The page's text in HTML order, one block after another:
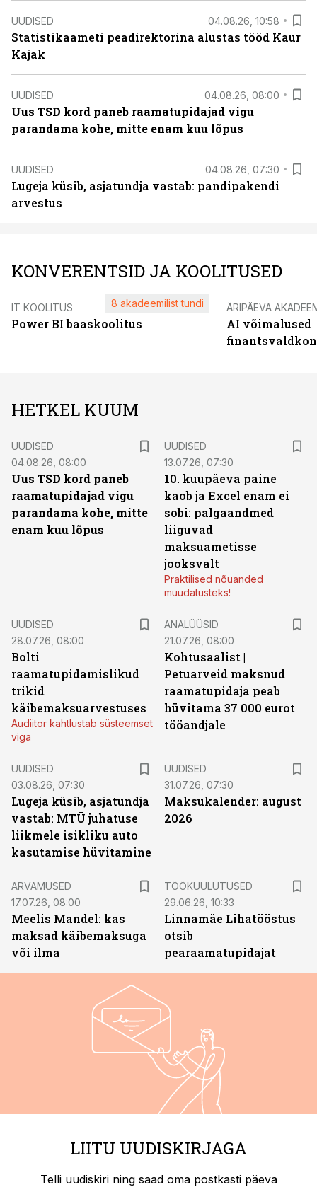
UUDISED 04.08.26, 10:58
Statistikaameti peadirektorina alustas tööd Kaur
Kajak
UUDISED 04.08.26, 08:00
Uus TSD kord paneb raamatupidajad vigu
parandama kohe, mitte enam kuu lõpus
UUDISED 04.08.26, 07:30
Lugeja küsib, asjatundja vastab: pandipakendi
arvestus
KONVERENTSID JA KOOLITUSED
IT KOOLITUS
Power BI baaskoolitus
8 akadeemilist tundi ÄRIPÄEVA
AI võimalused
HETKEL KUUM
UUDISED
04.08.26, 08:00
Uus TSD kord paneb
raamatupidajad vigu
parandama kohe, mitte
enam kuu lõpus
UUDISED
13.07.26, 07:30
10. kuupäeva paine
kaob ja Excel enam ei
sobi: palgaandmed
liiguvad
maksuametisse
jooksvalt
Praktilised nõuanded
muudatusteks!
UUDISED
28.07.26, 08:00
Bolti
raamatupidamislikud
trikid
käibemaksuarvestuses
Audiitor kahtlustab süsteemset
viga
ANALÜÜSID
21.07.26, 08:00
Kohtusaalist |
Petuarveid maksnud
raamatupidaja peab
hüvitama 37 000 eurot
tööandjale
UUDISED
03.08.26, 07:30
Lugeja küsib, asjatundja
vastab: MTÜ juhatuse
liikmele isikliku auto
kasutamise hüvitamine
UUDISED
31.07.26, 07:30
Maksukalender: august
2026
ARVAMUSED
17.07.26, 08:00
Meelis Mandel: kas
maksad käibemaksuga
või ilma
TÖÖKUULUTUSED
29.06.26, 10:33
Linnamäe Lihatööstus
otsib
pearaamatupidajat
LIITU UUDISKIRJAGA
Telli uudiskiri ning saad oma postkasti päeva